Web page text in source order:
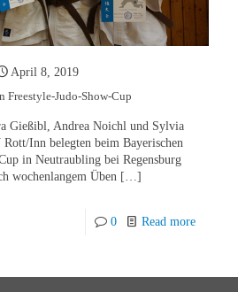
April 8, 2019
Freestyle-Judo-Show-Cup
Gießibl, Andrea Noichl und Sylvia
Inn belegten beim Bayerischen
in Neutraubling bei Regensburg
wochenlangem Üben […]
0 Read more